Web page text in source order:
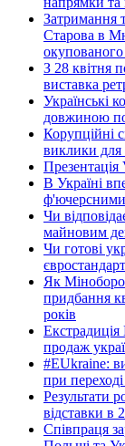
Затримання
Старова в
З 28 квітня
виставка
Українські
довжиною
Корупційні
виклики для
В Україні
Чи
майновим
Чи готові
Як
придбання
років
продаж
#EUkraine:
при
Результати
відставки в
Співпраця